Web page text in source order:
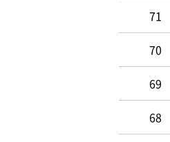
71
70
69
68